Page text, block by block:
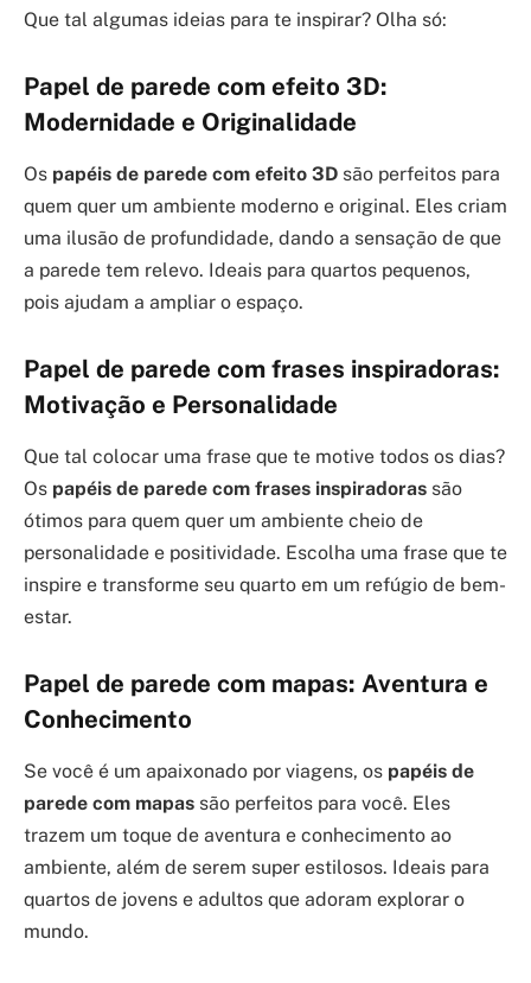
Que tal algumas ideias para te inspirar? Olha só:
Papel de parede com efeito 3D:
Modernidade e Originalidade
Os papéis de parede com efeito 3D são perfeitos para
quem quer um ambiente moderno e original. Eles criam
uma ilusão de profundidade, dando a sensação de que
a parede tem relevo. Ideais para quartos pequenos,
pois ajudam a ampliar o espaço.
Papel de parede com frases inspiradoras:
Motivação e Personalidade
Que tal colocar uma frase que te motive todos os dias?
Os papéis de parede com frases inspiradoras são
ótimos para quem quer um ambiente cheio de
personalidade e positividade. Escolha uma frase que te
inspire e transforme seu quarto em um refúgio de bem-
estar.
Papel de parede com mapas: Aventura e
Conhecimento
Se você é um apaixonado por viagens, os papéis de
parede com mapas são perfeitos para você. Eles
trazem um toque de aventura e conhecimento ao
ambiente, além de serem super estilosos. Ideais para
quartos de jovens e adultos que adoram explorar o
mundo.